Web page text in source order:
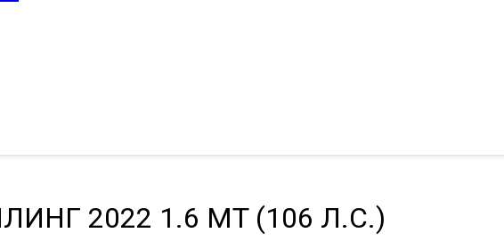
2022 1.6 MT (106 Л.С.)